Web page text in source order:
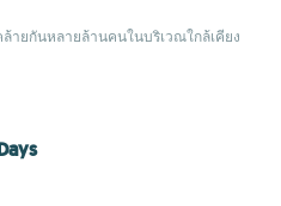
ายกันหลายล้านคนในบริเวณใกล้เคียง